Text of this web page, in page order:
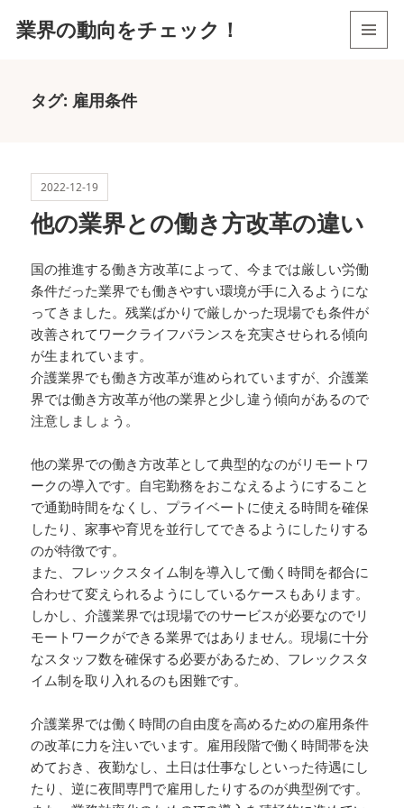
業界の動向をチェック！
タグ: 雇用条件
2022-12-19
他の業界との働き方改革の違い
国の推進する働き方改革によって、今までは厳しい労働
条件だった業界でも働きやすい環境が手に入るようにな
ってきました。残業ばかりで厳しかった現場でも条件が
改善されてワークライフバランスを充実させられる傾向
が生まれています。
介護業界でも働き方改革が進められていますが、介護業
界では働き方改革が他の業界と少し違う傾向があるので
注意しましょう。
他の業界での働き方改革として典型的なのがリモートワ
ークの導入です。自宅勤務をおこなえるようにすること
で通勤時間をなくし、プライベートに使える時間を確保
したり、家事や育児を並行してできるようにしたりする
のが特徴です。
また、フレックスタイム制を導入して働く時間を都合に
合わせて変えられるようにしているケースもあります。
しかし、介護業界では現場でのサービスが必要なのでリ
モートワークができる業界ではありません。現場に十分
なスタッフ数を確保する必要があるため、フレックスタ
イム制を取り入れるのも困難です。
介護業界では働く時間の自由度を高めるための雇用条件
の改革に力を注いでいます。雇用段階で働く時間帯を決
めておき、夜勤なし、土日は仕事なしといった待遇にし
たり、逆に夜間専門で雇用したりするのが典型例です。